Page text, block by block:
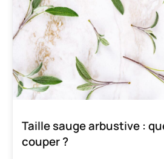
Taille sauge arbustive :
couper ?